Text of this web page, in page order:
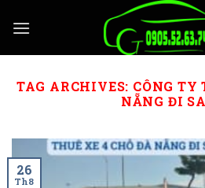
TAG ARCHIVES: CÔNG TY
NẴNG ĐI
26
Th8